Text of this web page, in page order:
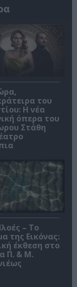
του
Η νέα
όπερα του
Στάθη
– Το
της Εικόνας:
έκθεση στο
Π. & Μ.